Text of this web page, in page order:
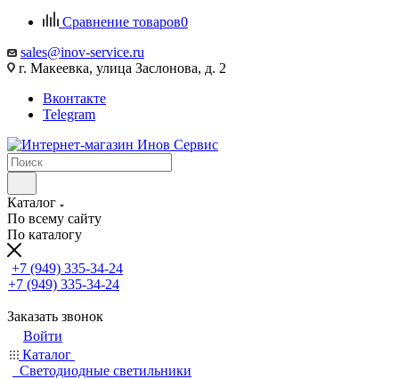
Сравнение товаров0
sales@inov-service.ru
г. Макеевка, улица Заслонова, д. 2
Вконтакте
Telegram
Каталог
По всему сайту
По каталогу
+7 (949) 335-34-24
+7 (949) 335-34-24
Заказать звонок
Войти
Каталог
Светодиодные светильники